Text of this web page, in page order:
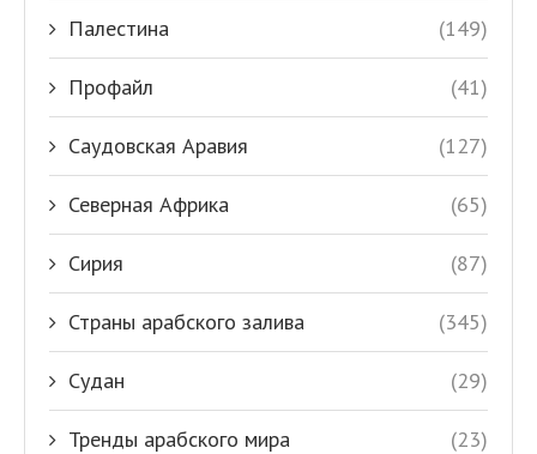
Палестина (149)
Профайл (41)
Саудовская Аравия (127)
Северная Африка (65)
Сирия (87)
Страны арабского залива (345)
Судан (29)
Тренды арабского мира (23)